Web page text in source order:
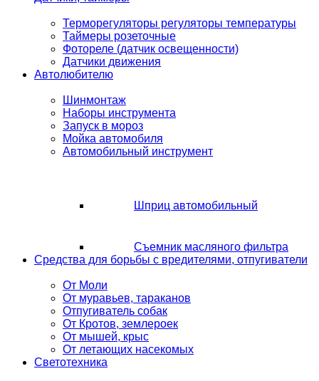
Терморегуляторы регуляторы температуры
Таймеры розеточные
Фотореле (датчик освещенности)
Датчики движения
Автолюбителю
Шинмонтаж
Наборы инструмента
Запуск в мороз
Мойка автомобиля
Автомобильный инструмент
Шприц автомобильный
Съемник масляного фильтра
Средства для борьбы с вредителями, отпугиватели
От Моли
От муравьев, тараканов
Отпугиватель собак
От Кротов, землероек
От мышей, крыс
От летающих насекомых
Светотехника